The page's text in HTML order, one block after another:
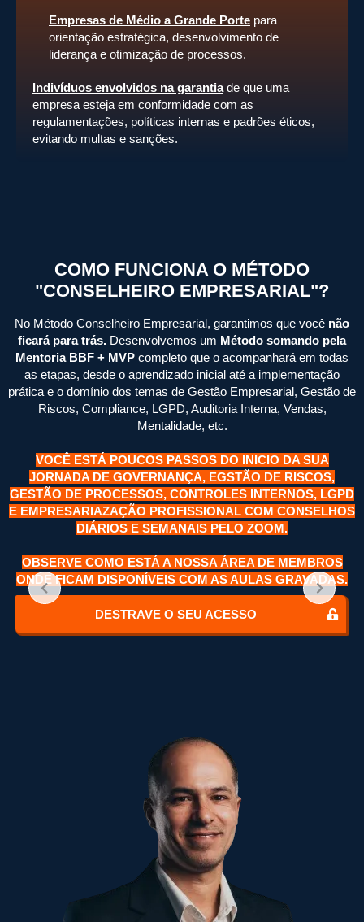
Empresas de Médio a Grande Porte para
orientação estratégica, desenvolvimento de
liderança e otimização de processos.
Indivíduos envolvidos na garantiade que uma
empresa esteja em conformidade com as
regulamentações, políticas internas e padrões éticos,
evitando multas e sanções.
COMO FUNCIONA O MÉTODO
"CONSELHEIRO EMPRESARIAL"?
No Método Conselheiro Empresarial, garantimos que você não
ficará para trás. Desenvolvemos um Método somando pela
Mentoria BBF + MVP completo que o acompanhará em todas
as etapas, desde o aprendizado inicial até a implementação
prática e o domínio dos temas de Gestão Empresarial, Gestão de
Riscos, Compliance, LGPD, Auditoria Interna, Vendas,
Mentalidade, etc.
VOCÊ ESTÁ POUCOS PASSOS DO INICIO DA SUA
JORNADA DE GOVERNANÇA, EGSTÃO DE RISCOS,
GESTÃO DE PROCESSOS, CONTROLES INTERNOS, LGPD
E EMPRESARIAZAÇÃO PROFISSIONAL COM CONSELHOS
DIÁRIOS E SEMANAIS PELO ZOOM.
OBSERVE COMO ESTÁ A NOSSA ÁREA DE MEMBROS
ONDE FICAM DISPONÍVEIS COM AS AULAS GRAVADAS.
DESTRAVE O SEU ACESSO